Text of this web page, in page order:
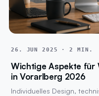
26. JUN 2025 · 2 MIN.
Wichtige Aspekte für
in Vorarlberg 2026
Individuelles Design,